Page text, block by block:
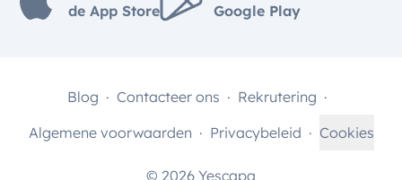
de App Store
Google Play
© 2026 Yescapa
Blog Contacteer ons
Rekrutering
Algemene voorwaarden
Privacybeleid Cookies